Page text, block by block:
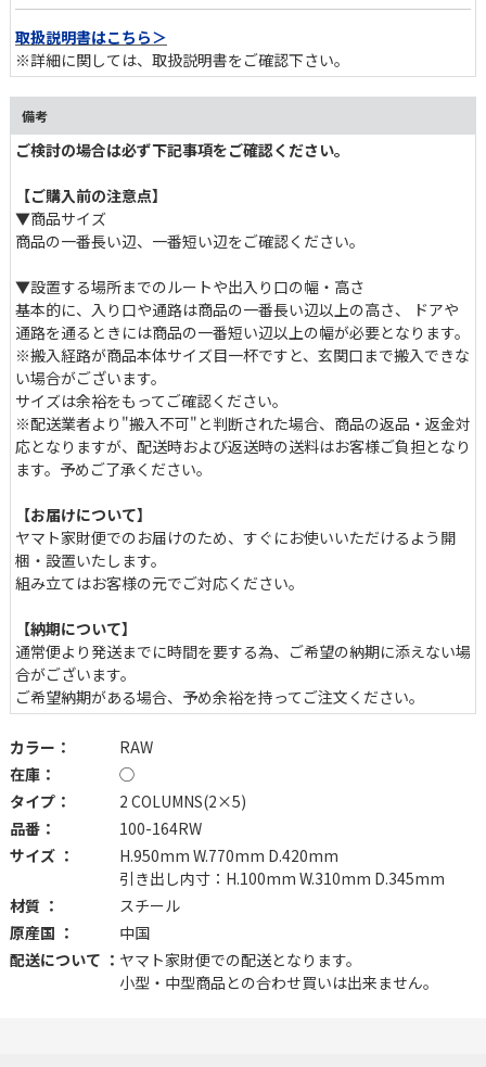
取扱説明書はこちら＞
※詳細に関しては、取扱説明書をご確認下さい。
備考
ご検討の場合は必ず下記事項をご確認ください。
【ご購入前の注意点】
▼商品サイズ
商品の一番長い辺、一番短い辺をご確認ください。
▼設置する場所までのルートや出入り口の幅・高さ
基本的に、入り口や通路は商品の一番長い辺以上の高さ、 ドア
通路を通るときには商品の一番短い辺以上の幅が必要となります。
※搬入経路が商品本体サイズ目一杯ですと、玄関口まで搬入できな
い場合がございます。
サイズは余裕をもってご確認ください。
※配送業者より"搬入不可"と判断された場合、商品の返品・返金対
応となりますが、配送時および返送時の送料はお客様ご負担となり
ます。予めご了承ください。
【お届けについて】
ヤマト家財便でのお届けのため、すぐにお使いいただけるよう開
梱・設置いたします。
組み立てはお客様の元でご対応ください。
【納期について】
通常便より発送までに時間を要する為、ご希望の納期に添えない場
合がございます。
ご希望納期がある場合、予め余裕を持ってご注文ください。
カラー：
RAW
在庫：
◯
タイプ：
2 COLUMNS(2×5)
品番：
100-164RW
サイズ ：
H.950mm W.770mm D.420mm
引き出し内寸：H.100mm W.310mm D.345mm
材質 ：
スチール
原産国 ：
中国
配送について ： ヤマト家財便での配送となります。
小型・中型商品との合わせ買いは出来ません。